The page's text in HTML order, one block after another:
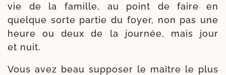
vie de la famille, au point de faire en
quelque sorte par­tie du foyer, non pas une
heure ou deux de la jour­née, mais jour
et nuit.
Vous avez beau sup­po­ser le maître le plus